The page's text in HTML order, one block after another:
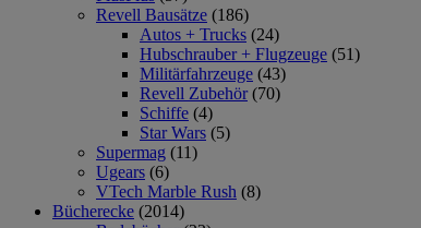
Revell Bausätze (186)
Autos + Trucks (24)
Hubschrauber + Flugzeuge (51)
Militärfahrzeuge (43)
Revell Zubehör (70)
Schiffe (4)
Star Wars (5)
Supermag (11)
Ugears (6)
VTech Marble Rush (8)
Bücherecke (2014)